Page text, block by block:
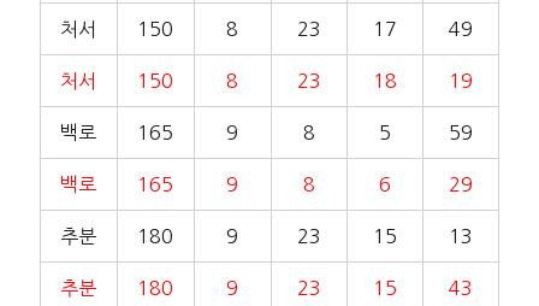
처서 150 8 23 17 49
처서 150 8 23 18 19
백로 165 9 8 5 59
백로 165 9 8 6 29
추분 180 9 23 15 13
추분 180 9 23 15 43